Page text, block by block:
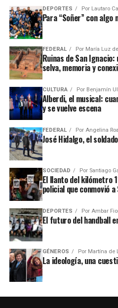
DEPORTES Por Lautaro
Para “Soñer” con algo
FEDERAL Por María Luz
Ruinas de San
selva, memoria y
CULTURA Por Benjamín
Alberdi, el musical:
y se vuelve escena
FEDERAL Por Angelina
José Hidalgo, el
SOCIEDAD Por Santiago
El llanto del kilómetro
policial que conmovió
DEPORTES Por Ambar
El futuro del handball
GÉNEROS Por Martína de
La ideología, una